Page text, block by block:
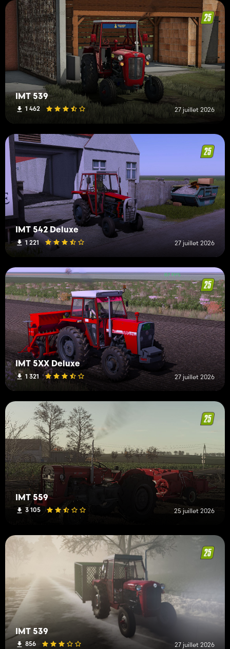
IMT 539
1 462 27 juillet 2026
IMT 542 Deluxe
1 221 27 juillet 2026
IMT 5XX Deluxe
1 321 27 juillet 2026
IMT 559
3 105 25 juillet 2026
IMT 539
856 27 juillet 2026